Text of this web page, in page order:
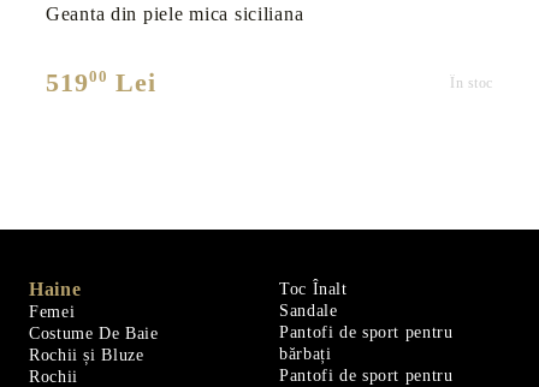
Geanta din piele mica siciliana
51900 Lei În stoc
Haine
Femei
Costume De Baie
Rochii și Bluze
Rochii
Toc Înalt
Sandale
Pantofi de sport pentru
bărbați
Pantofi de sport pentru